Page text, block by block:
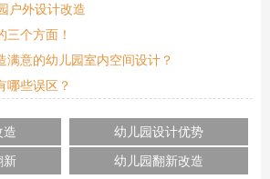
户外设计改造
三个方面！
满意的幼儿园室内空间设计？
哪些误区？
造
幼儿园设计优势
新
幼儿园翻新改造